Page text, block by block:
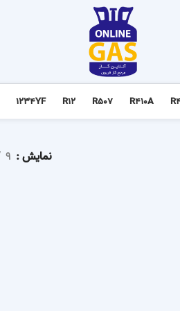
R410A
R507
R12
1234YF
نمایش 9